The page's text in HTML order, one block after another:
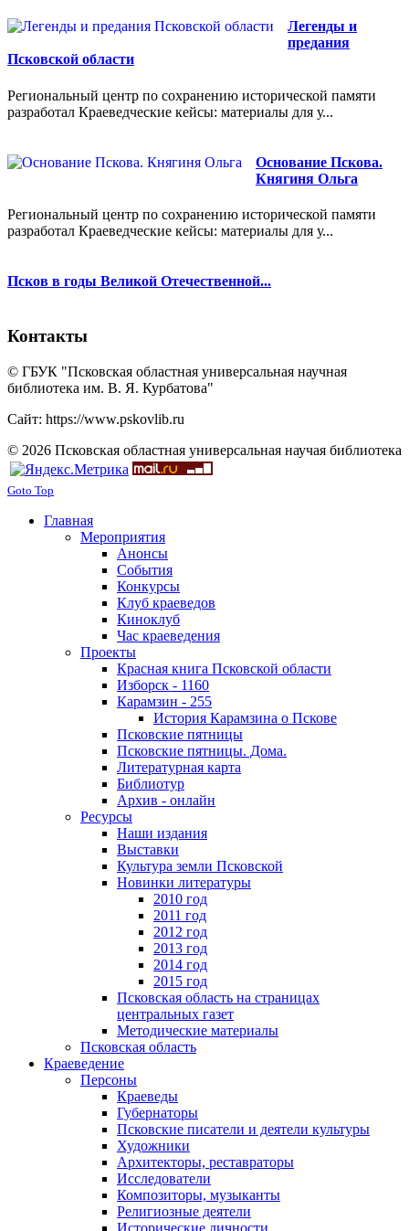
Легенды и
предания
Псковской области
Региональный центр по сохранению исторической памяти
разработал Краеведческие кейсы: материалы для у...
Основание Пскова.
Княгиня Ольга
Региональный центр по сохранению исторической памяти
разработал Краеведческие кейсы: материалы для у...
Псков в годы Великой Отечественной...
Контакты
© ГБУК "Псковская областная универсальная научная
библиотека им. В. Я. Курбатова"
Сайт: https://www.pskovlib.ru
© 2026 Псковская областная универсальная научая библиотека
Goto Top
Главная
Мероприятия
Анонсы
События
Конкурсы
Клуб краеведов
Киноклуб
Час краеведения
Проекты
Красная книга Псковской области
Изборск - 1160
Карамзин - 255
История Карамзина о Пскове
Псковские пятницы
Псковские пятницы. Дома.
Литературная карта
Библиотур
Архив - онлайн
Ресурсы
Наши издания
Выставки
Культура земли Псковской
Новинки литературы
2010 год
2011 год
2012 год
2013 год
2014 год
2015 год
Псковская область на страницах
центральных газет
Методические материалы
Псковская область
Краеведение
Персоны
Краеведы
Губернаторы
Псковские писатели и деятели культуры
Художники
Архитекторы, реставраторы
Исследователи
Композиторы, музыканты
Религиозные деятели